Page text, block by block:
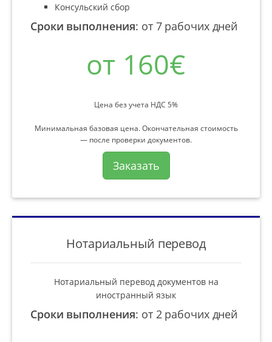
Консульский сбор
Сроки выполнения: от 7 рабочих дней
от 160€
Цена без учета НДС 5%
Минимальная базовая цена. Окончательная стоимость
— после проверки документов.
Заказать
Нотариальный перевод
Нотариальный перевод документов на
иностранный язык
Сроки выполнения: от 2 рабочих дней